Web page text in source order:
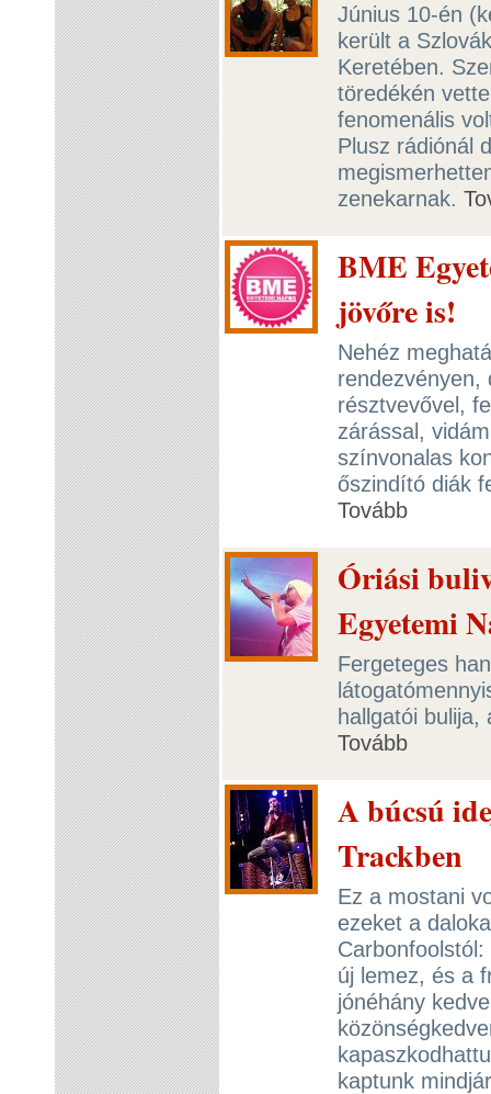
Június 10-én
került a
Keretében.
töredékén
fenomenális
Plusz rádiónál
zenekarnak.
BME
jövőre is!
Nehéz
rendezvényen,
résztvevővel,
zárással,
színvonalas
őszindító diák
Tovább
Óriási
Egyetemi
Fergeteges
hallgatói bulija,
Tovább
A búcsú
Trackben
Ez a mostani
ezeket a
új lemez, és a
jónéhány
kaptunk